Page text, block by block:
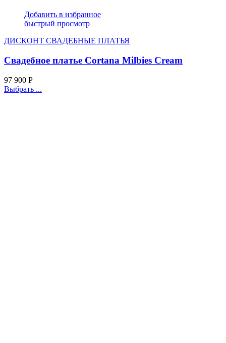
Добавить в избранное
быстрый просмотр
ДИСКОНТ СВАДЕБНЫЕ ПЛАТЬЯ
Свадебное платье Cortana Milbies Cream
97 900 Р
Выбрать ...